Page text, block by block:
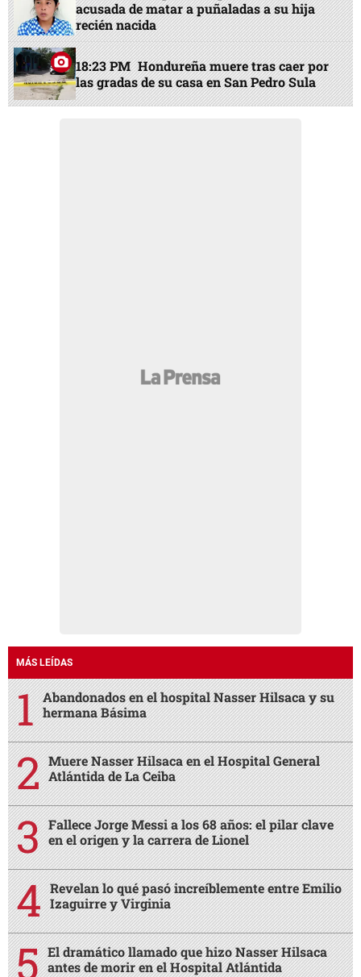
acusada de matar a puñaladas a su hija
recién nacida
18:23 PM Hondureña muere tras caer por
las gradas de su casa en San Pedro Sula
MÁS LEÍDAS
Abandonados en el hospital Nasser Hilsaca y su
hermana Básima
Muere Nasser Hilsaca en el Hospital General
Atlántida de La Ceiba
Fallece Jorge Messi a los 68 años: el pilar clave
en el origen y la carrera de Lionel
Revelan lo qué pasó increíblemente entre Emilio
Izaguirre y Virginia
El dramático llamado que hizo Nasser Hilsaca
antes de morir en el Hospital Atlántida